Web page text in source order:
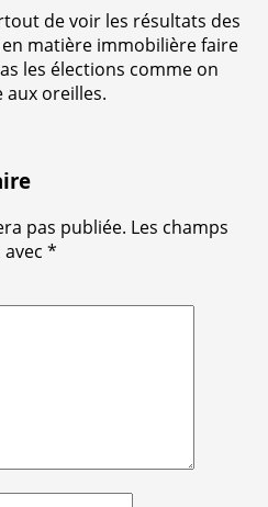
de voir les résultats des
matière immobilière faire
les élections comme on
oreilles.
pas publiée. Les champs
*